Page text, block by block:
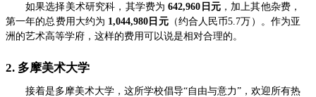
如果选择美术研究科，其学费为642,960日元，加上其他杂费，
第一年的总费用大约为 1,044,980日元（约合人民币5.7万）。作为亚
洲的艺术高等学府，这样的费用可以说是相对合理的。
2. 多摩美术大学
接着是多摩美术大学，这所学校倡导“自由与意力”，欢迎所有热